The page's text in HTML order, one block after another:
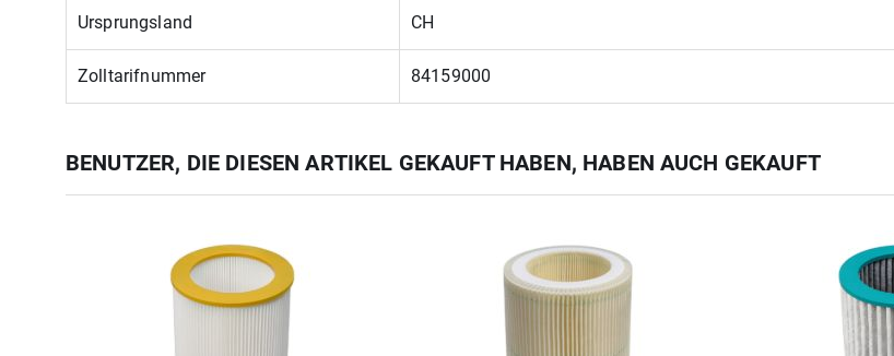
Ursprungsland CH
Zolltarifnummer 84159000
BENUTZER, DIE DIESEN ARTIKEL GEKAUFT HABEN, HABEN AUCH GEKAUFT